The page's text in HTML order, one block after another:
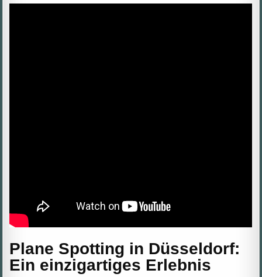
Plane Spotting in Düsseldorf:
Ein einzigartiges Erlebnis